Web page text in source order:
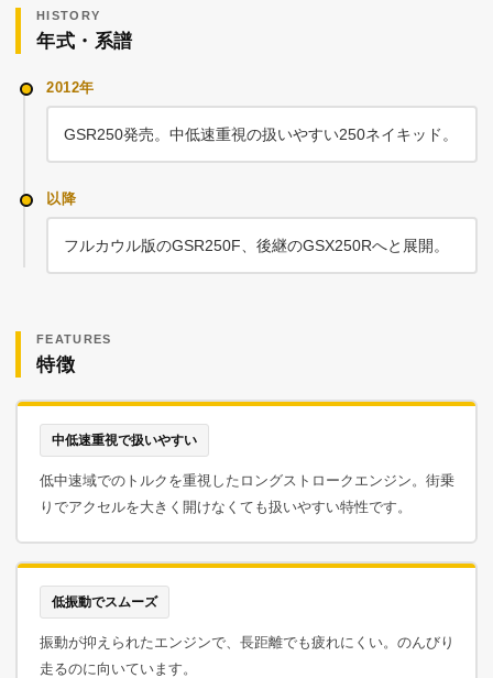
HISTORY
年式・系譜
2012年
GSR250発売。中低速重視の扱いやすい250ネイキッド。
以降
フルカウル版のGSR250F、後継のGSX250Rへと展開。
FEATURES
特徴
中低速重視で扱いやすい
低中速域でのトルクを重視したロングストロークエンジン。街乗
りでアクセルを大きく開けなくても扱いやすい特性です。
低振動でスムーズ
振動が抑えられたエンジンで、長距離でも疲れにくい。のんびり
走るのに向いています。